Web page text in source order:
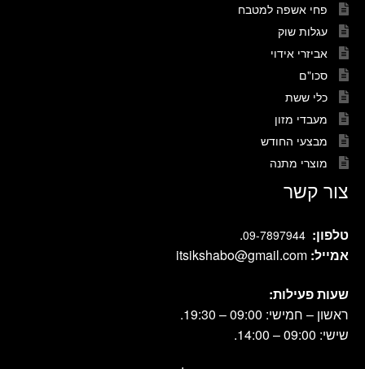
פחי אשפה למטבח
עגלות שוק
אביזרי אידוי
סכו"ם
כלי ששת
מעבדי מזון
מבצעי החודש
מוצרי מתנה
צור קשר
טלפון: 09-7897944
.
אמייל: itsikshabo@gmail.com
שעות פעילות:
ראשון – חמישי: 09:00 – 19:30.
שישי: 09:00 – 14:00.